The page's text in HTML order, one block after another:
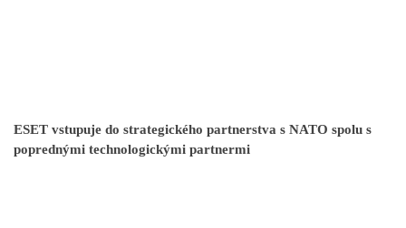
ESET vstupuje do strategického partnerstva s NATO spolu s
poprednými technologickými partnermi